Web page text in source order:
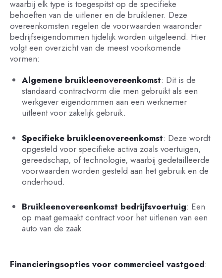
waarbij elk type is toegespitst op de specifieke
behoeften van de uitlener en de bruiklener. Deze
overeenkomsten regelen de voorwaarden waaronder
bedrijfseigendommen tijdelijk worden uitgeleend. Hier
volgt een overzicht van de meest voorkomende
vormen:
Algemene bruikleenovereenkomst: Dit is de
standaard contractvorm die men gebruikt als een
werkgever eigendommen aan een werknemer
uitleent voor zakelijk gebruik.
Specifieke bruikleenovereenkomst: Deze wordt
opgesteld voor specifieke activa zoals voertuigen,
gereedschap, of technologie, waarbij gedetailleerde
voorwaarden worden gesteld aan het gebruik en de
onderhoud.
Bruikleenovereenkomst bedrijfsvoertuig: Een
op maat gemaakt contract voor het uitlenen van een
auto van de zaak.
Financieringsopties voor commercieel vastgoed: